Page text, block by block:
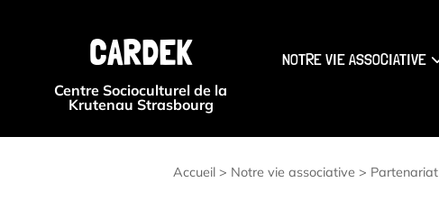
CARDEK
Centre Socioculturel de la
Krutenau Strasbourg
NOTRE VIE ASSOCIATIVE
Accueil > Notre vie associative > Partenariat